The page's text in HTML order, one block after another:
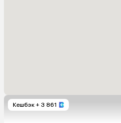
Кешбэк + 3 861